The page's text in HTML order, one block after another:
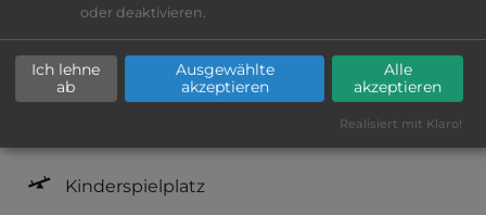
Fäkalienausguss
Lebensmittelverkauf(300m)
Kinderspielplatz
oder deaktivieren.
Ich lehne
ab
Ausgewählte
akzeptieren
Alle
akzeptieren
Realisiert mit Klaro!